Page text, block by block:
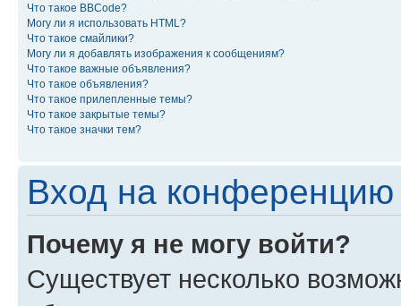
Что такое BBCode?
Могу ли я использовать HTML?
Что такое смайлики?
Могу ли я добавлять изображения к сообщениям?
Что такое важные объявления?
Что такое объявления?
Что такое прилепленные темы?
Что такое закрытые темы?
Что такое значки тем?
Вход на конференцию
Почему я не могу войти?
Существует несколько